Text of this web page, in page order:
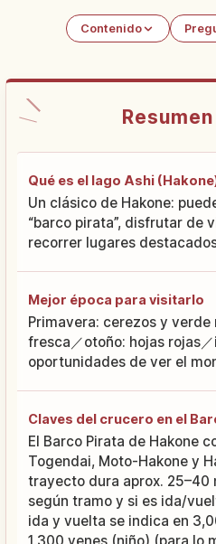
Contenido
Qué es el lago Ashi
Un clásico de Hakone:
“barco pirata”, disfrutar de
recorrer lugares
Mejor época para visitarlo
Primavera: cerezos y verde
fresca／otoño: hojas rojas
oportunidades de ver el
Claves del crucero en el
El Barco Pirata de Hakone
Togendai, Moto-Hakone y
trayecto dura aprox. 25–40
según tramo y si es ida/
ida y vuelta se indica en